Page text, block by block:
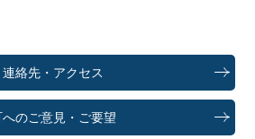
連絡先・アクセス
へのご意見・ご要望